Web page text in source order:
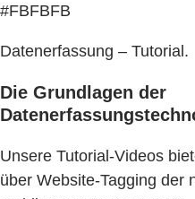
#FBFBFB
Datenerfassung – Tutorial.
Die Grundlagen der
Unsere Tutorial-Videos
über Website-Tagging der